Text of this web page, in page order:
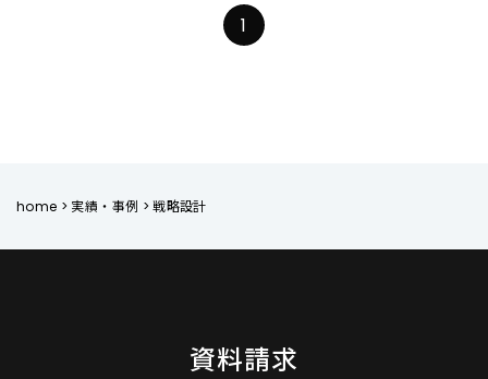
1
home > 実績・事例 >戦略設計
資料請求